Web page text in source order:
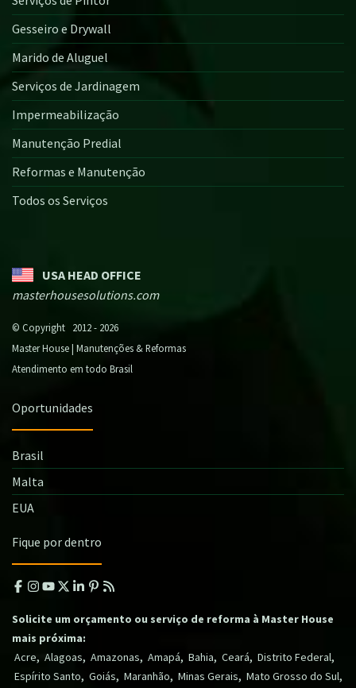
Gesseiro e Drywall
Marido de Aluguel
Serviços de Jardinagem
Impermeabilização
Manutenção Predial
Reformas e Manutenção
Todos os Serviços
USA HEAD OFFICE
masterhousesolutions.com
© Copyright 2012 - 2026
Master House | Manutenções & Reformas
Atendimento em todo Brasil
Oportunidades
Brasil
Malta
EUA
Fique por dentro
Solicite um orçamento ou serviço de reforma à Master House
mais próxima:
Acre, Alagoas, Amazonas, Amapá, Bahia, Ceará, Distrito Federal,
Espírito Santo, Goiás, Maranhão, Minas Gerais, Mato Grosso do Sul,